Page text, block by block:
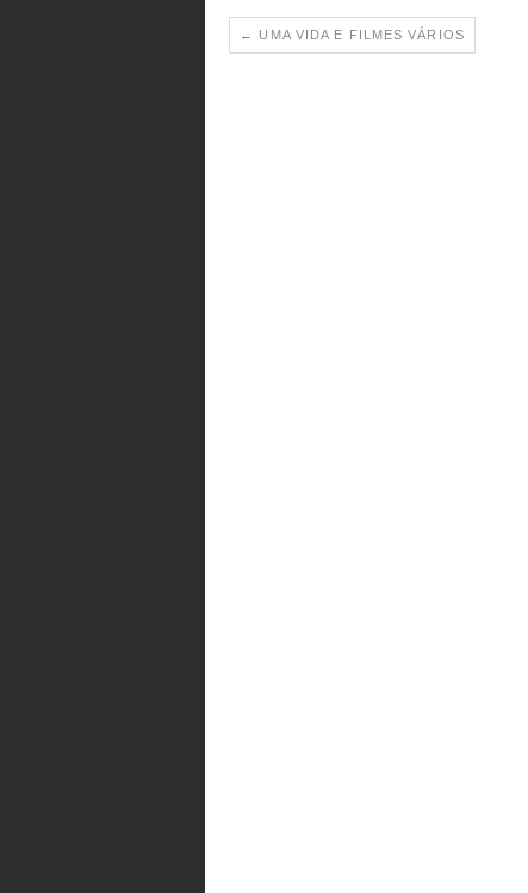
← UMA VIDA E FILMES VÁRIOS